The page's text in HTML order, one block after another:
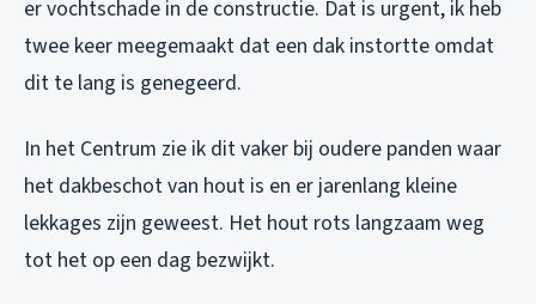
er vochtschade in de constructie. Dat is urgent, ik heb
twee keer meegemaakt dat een dak instortte omdat
dit te lang is genegeerd.
In het Centrum zie ik dit vaker bij oudere panden waar
het dakbeschot van hout is en er jarenlang kleine
lekkages zijn geweest. Het hout rots langzaam weg
tot het op een dag bezwijkt.